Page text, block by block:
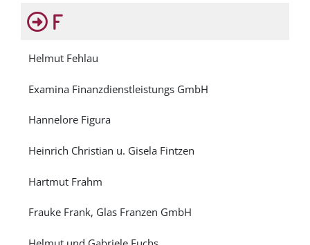
F
Helmut Fehlau
Examina Finanzdienstleistungs GmbH
Hannelore Figura
Heinrich Christian u. Gisela Fintzen
Hartmut Frahm
Frauke Frank, Glas Franzen GmbH